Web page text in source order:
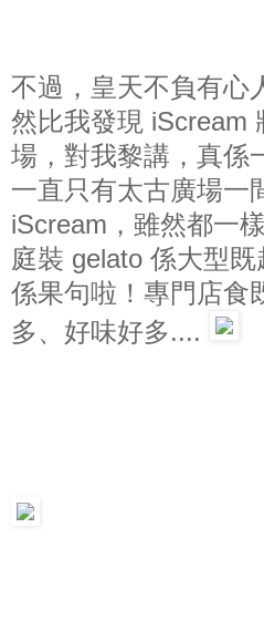
不過，皇天不負有心
然比我發現 iScream
場，對我黎講，真係
一直只有太古廣場一
iScream，雖然都一
庭裝 gelato 係大型
係果句啦！專門店食
多、好味好多....